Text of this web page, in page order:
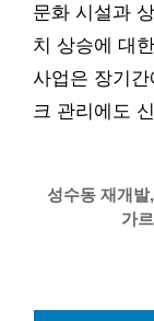
문화 시설과
치 상승에 대
사업은 장기
크 관리에도
성수동 재개
가